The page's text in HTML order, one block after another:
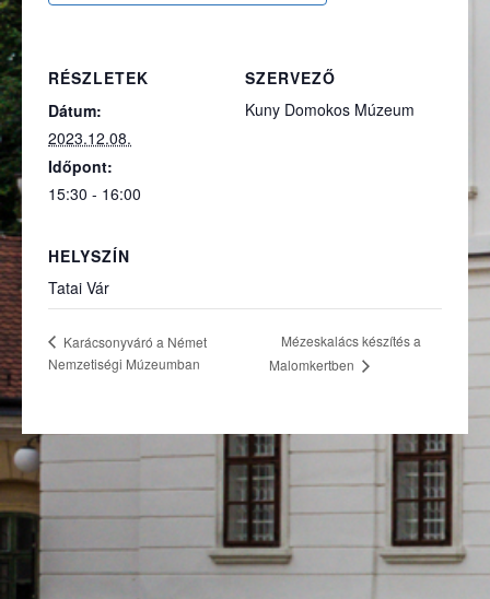
RÉSZLETEK
Dátum:
2023.12.08.
Időpont:
15:30 - 16:00
SZERVEZŐ
Kuny Domokos Múzeum
HELYSZÍN
Tatai Vár
Karácsonyváró a Német
Nemzetiségi Múzeumban
Mézeskalács készítés a
Malomkertben